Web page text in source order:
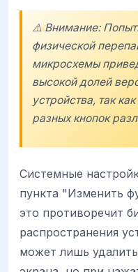
⚠️ Внимание:
физической
микросхемы
высокой долей
устройства, так
разных кнопок
Системные
пункта "Изменить
это противоречит
распространения
может лишь